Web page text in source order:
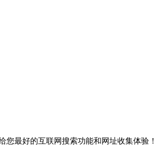
最好的互联网搜索功能和网址收集体验！